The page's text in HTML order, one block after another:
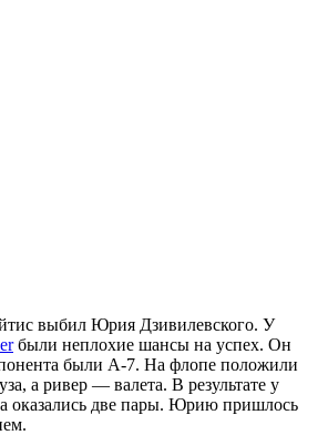
выбил Юрия Дзивилевского. У
были неплохие шансы на успех. Он
были А-7. На флопе положили
а ривер ― валета. В результате у
оказались две пары. Юрию пришлось